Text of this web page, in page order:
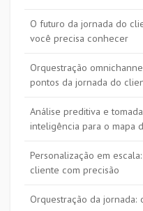
O futuro da jornada do
você precisa conhecer
Orquestração
pontos da jornada do
Análise preditiva e
inteligência para o mapa
Personalização em
cliente com precisão
Orquestração da jornada: